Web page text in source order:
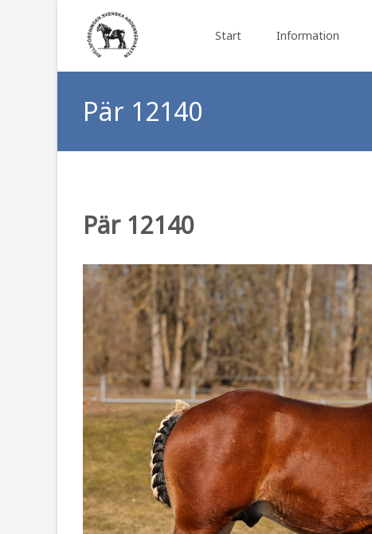
Start
Information
Pär 12140
Pär 12140